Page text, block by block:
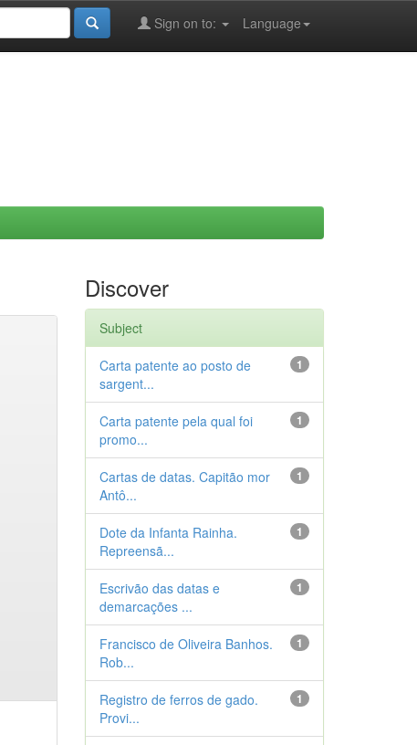
Language
Sign on to:
Discover
Subject
1
Carta patente ao posto de
sargent...
1
Carta patente pela qual foi
promo...
1
Cartas de datas. Capitão mor
Antô...
1
Dote da Infanta Rainha.
Repreensã...
1
Escrivão das datas e
demarcações ...
1
Francisco de Oliveira Banhos.
Rob...
1
Registro de ferros de gado.
Provi...